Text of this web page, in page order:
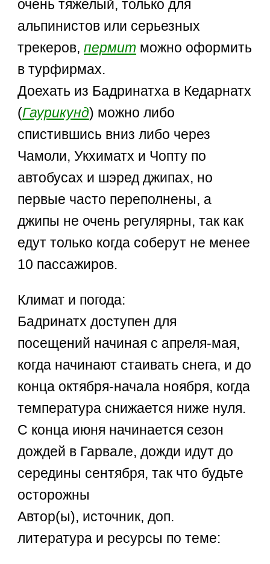
очень тяжелый, только для
альпинистов или серьезных
трекеров,пермит можно оформить
в турфирмах.
Доехать из Бадринатха в Кедарнатх
(Гаурикунд) можно либо
спистившись вниз либо через
Чамоли, Укхиматх и Чопту по
автобусах и шэред джипах, но
первые часто переполнены, а
джипы не очень регулярны, так как
едут только когда соберут не менее
10 пассажиров.
Климат и погода:
Бадринатх доступен для
посещений начиная с апреля-мая,
когда начинают стаивать снега, и до
конца октября-начала ноября, когда
температура снижается ниже нуля.
С конца июня начинается сезон
дождей в Гарвале, дожди идут до
середины сентября, так что будьте
осторожны
Автор(ы), источник, доп.
литература и ресурсы по теме: